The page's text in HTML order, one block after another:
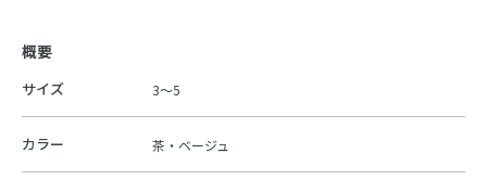
概要
サイズ 3～5
カラー 茶・ベージュ